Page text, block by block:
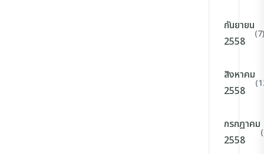
กันยายน
2558
(7)
สิงหาคม
2558
กรกฎาคม
2558